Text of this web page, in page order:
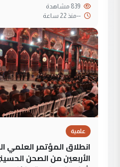
--منذ 22 ساعة
علمية
انطلاق المؤتمر العلمي
الأربعين من الصحن